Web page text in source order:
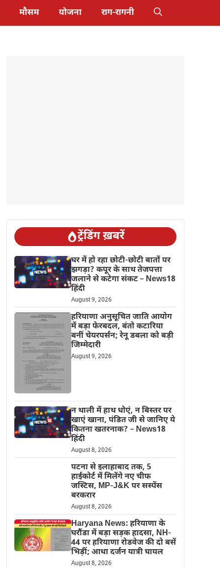
मौसम योजना राग-रागनी
ट्रेंडिंग ख़बरें
घर में हो रहा छोटी-छोटी बातों पर
झगड़ा? कपूर के साथ तेजपत्ता
जलाने से कटेगा संकट – News18
हिंदी
August 9, 2026
हरियाणा अनुसूचित जाति आयोग
में बड़ा फेरबदल, बंतो कटारिया
बनीं चेयरपर्सन; रेनू डबला को बड़ी
जिम्मेदारी
August 9, 2026
न थाली में हाथ धोएं, न बिस्तर पर
खाएं खाना, पंडित जी से जानिए ये
कितना खतरनाक? – News18
हिंदी
August 8, 2026
पटना से इलाहाबाद तक, 5
हाईकोर्ट में मिलेंगे नए चीफ
जस्टिस, MP-J&K पर सस्पेंस
बरकरार
August 8, 2026
Haryana News: हरियाणा के
घरौंडा में बड़ा सड़क हादसा, NH-
44 पर हरियाणा रोडवेज की दो बसें
भिड़ीं; आधा दर्जन यात्री घायल
August 8, 2026